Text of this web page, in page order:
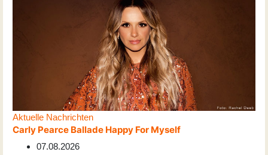
Aktuelle Nachrichten
Carly Pearce Ballade Happy For Myself
07.08.2026